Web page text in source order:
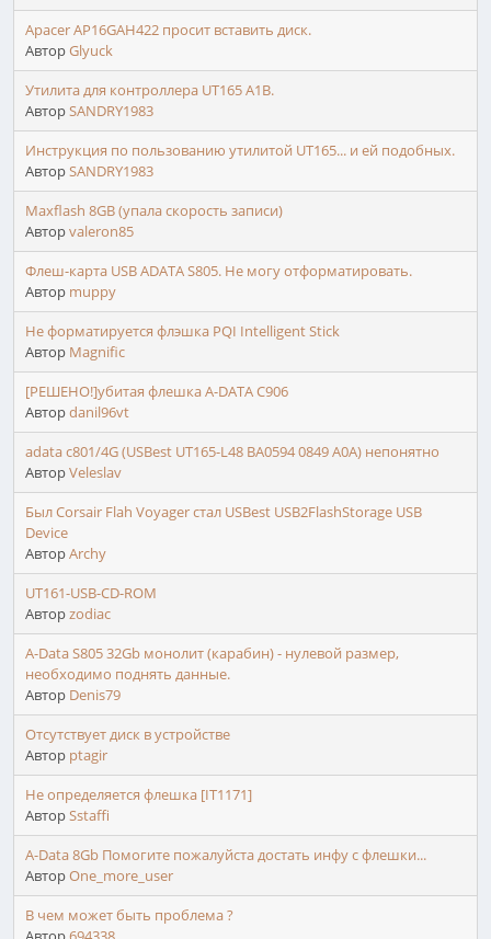
Apacer AP16GAH422 просит вставить диск.
АвторGlyuck
Утилита для контроллера UT165 A1B.
АвторSANDRY1983
Инструкция по пользованию утилитой UT165... и ей подобных.
АвторSANDRY1983
Maxflash 8GB (упала скорость записи)
Авторvaleron85
Флеш-карта USB ADATA S805. Не могу отформатировать.
Автор muppy
Не форматируется флэшка PQI Intelligent Stick
Автор Magnific
[РЕШЕНО!]убитая флешка A-DATA C906
Авторdanil96vt
adata c801/4G (USBest UT165-L48 BA0594 0849 A0A) непонятно
АвторVeleslav
Был Corsair Flah Voyager стал USBest USB2FlashStorage USB
Device
АвторArchy
UT161-USB-CD-ROM
Авторzodiac
A-Data S805 32Gb монолит (карабин) - нулевой размер,
необходимо поднять данные.
Автор Denis79
Отсутствует диск в устройстве
Автор ptagir
Не определяется флешка [IT1171]
АвторSstaffi
A-Data 8Gb Помогите пожалуйста достать инфу с флешки...
АвторOne_more_user
В чем может быть проблема ?